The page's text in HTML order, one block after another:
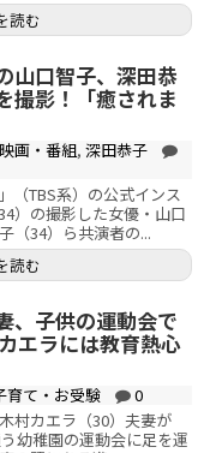
読む
山口智子、深田恭
撮影！「癒されま
画・番組, 深田恭子
（TBS系）の公式インス
）の撮影した女優・山口
（34）ら共演者の...
読む
、子供の運動会で
エラには教育熱心
育て・お受験
0
村カエラ（30）夫妻が
幼稚園の運動会に足を運